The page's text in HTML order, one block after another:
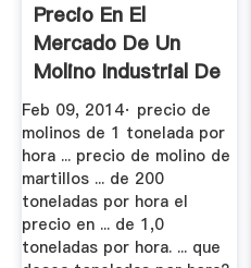
Precio En El
Mercado De Un
Molino Industrial De
20 ...
Feb 09, 2014· precio de
molinos de 1 tonelada por
hora ... precio de molino de
martillos ... de 200
toneladas por hora el
precio en ... de 1,0
toneladas por hora. ... que